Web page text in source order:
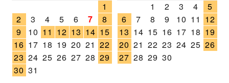
1
2
3 4 5 6 7
8
9
10 11 12 13 14 15
16 17 18 19 20 21 22
23 24 25 26 27 28 29
30 31
1
2 3 4
5
6
7 8 9 10 11 12
13 14 15 16 17 18 19
20 21 22 23 24 25 26
27 28 29 30